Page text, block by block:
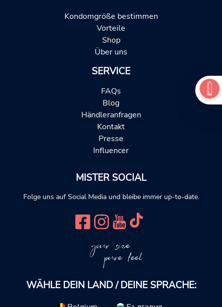
Kondomgröße bestimmen
Vorteile
Shop
Über uns
SERVICE
FAQs
Blog
Händleranfragen
Kontakt
Presse
Influencer
MISTER SOCIAL
Folge uns auf Social Media und bleibe immer up-to-date.
your size
pure feel
WÄHLE DEIN LAND / DEINE SPRACHE: